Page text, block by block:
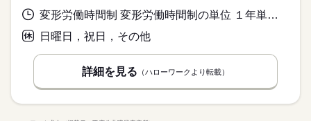
変形労働時間制 変形労働時間制の単位 １年単位 就業時間１ 8時00分〜17時00分
日曜日，祝日，その他
詳細を見る （ハローワークより転載）